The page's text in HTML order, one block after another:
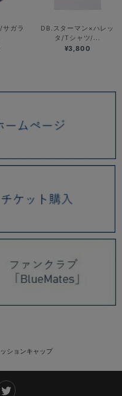
サガラ
DB.スターマン×ハレッ
タ/Tシャツ/...
¥3,800
ションキャップ